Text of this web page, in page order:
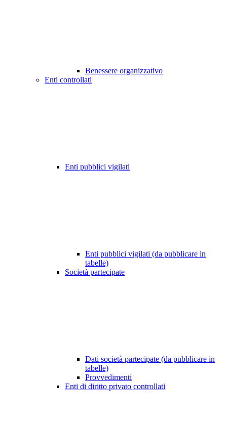
Benessere organizzativo
Enti controllati
Enti pubblici vigilati
Enti pubblici vigilati (da pubblicare in
tabelle)
Società partecipate
Dati società partecipate (da pubblicare in
tabelle)
Provvedimenti
Enti di diritto privato controllati